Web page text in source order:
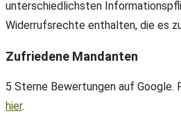
unterschiedlichsten
Widerrufsrechte enthalten, die es
Zufriedene Mandanten
5 Sterne Bewertungen auf Google.
hier.